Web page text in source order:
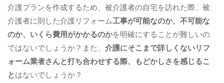
近年、私はボランティア活動の一環としてプロの演奏家
を招き、介護施設を訪ねて「歌と演奏のプレゼント」を
しております。
介護プランを作成するため、被介護者の自宅を訪れた際、被
介護者に則した介護リフォーム工事が可能なのか、不可能な
のか、いくら費用がかかるのかを明確にすることが難しいの
ではないでしょうか？また、 介護にそこまで詳しくないリフ
ォーム業者さんと打ち合わせする際、もどかしさを感じるこ
とはないでしょうか？